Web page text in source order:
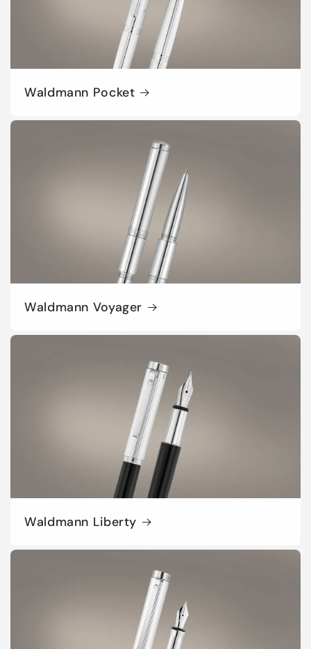
Waldmann Pocket
Waldmann Voyager
Waldmann Liberty